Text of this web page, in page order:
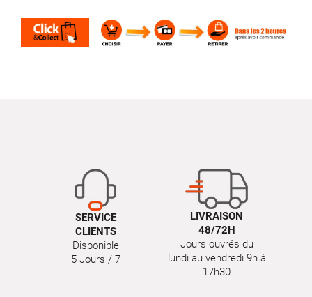
SERVICE
CLIENTS
Disponible
5 Jours / 7
LIVRAISON
48/72H
Jours ouvrés du
lundi au vendredi 9h à
17h30